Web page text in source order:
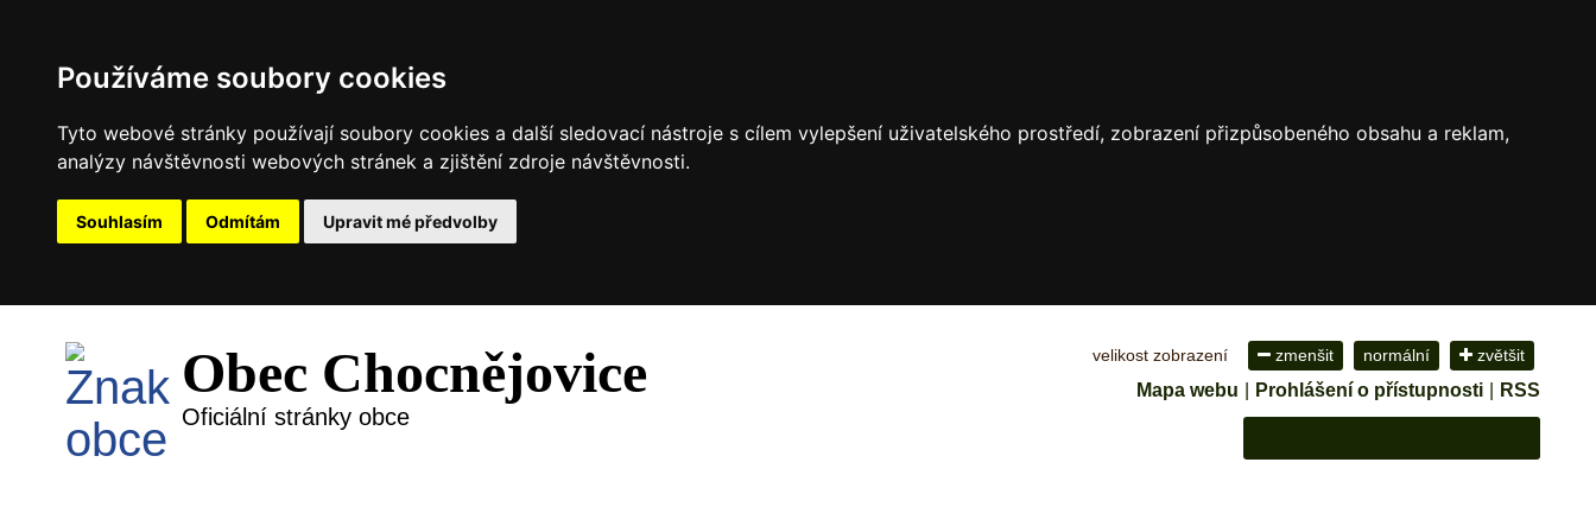
Používáme soubory cookies
Tyto webové stránky používají soubory cookies a další sledovací nástroje s cílem vylepšení uživatelského prostředí, zobrazení přizpůsobeného obsahu a reklam,
analýzy návštěvnosti webových stránek a zjištění zdroje návštěvnosti.
Souhlasím Odmítám Upravit mé předvolby
Obec Chocnějovice
Oficiální stránky obce
velikost zobrazení zmenšit normální zvětšit
Mapa webu Prohlášení o přístupnosti RSS